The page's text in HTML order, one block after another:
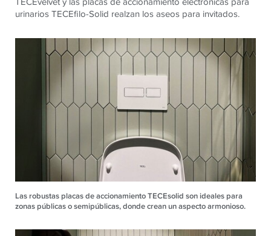
urinarios TECEfilo-Solid realzan los aseos para invitados.
Las robustas placas de accionamiento TECEsolid son ideales para
zonas públicas o semipúblicas, donde crean un aspecto armonioso.